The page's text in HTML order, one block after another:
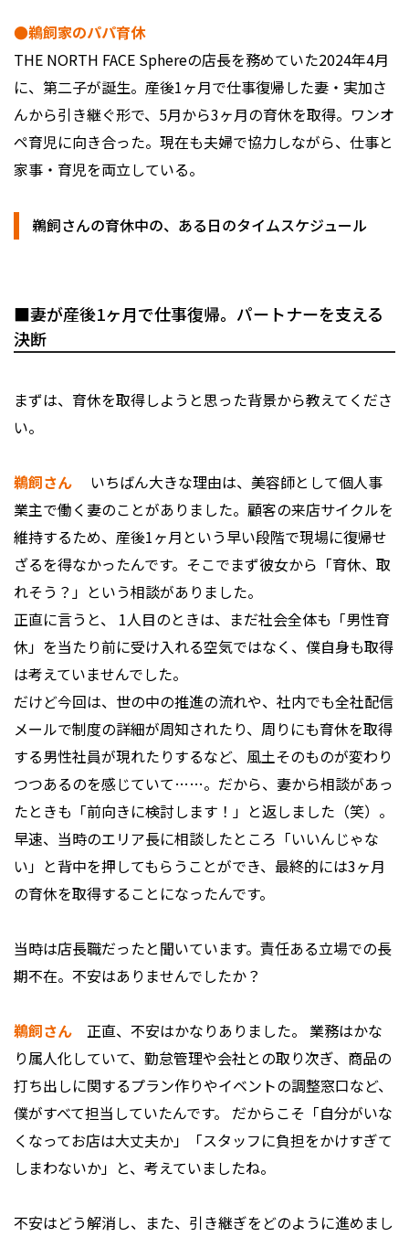
●鵜飼家のパパ育休
THE NORTH FACE Sphereの店長を務めていた2024年4月
に、第二子が誕生。産後1ヶ月で仕事復帰した妻・実加さ
んから引き継ぐ形で、5月から3ヶ月の育休を取得。ワンオ
ペ育児に向き合った。現在も夫婦で協力しながら、仕事と
家事・育児を両立している。
鵜飼さんの育休中の、ある日のタイムスケジュール
■妻が産後1ヶ月で仕事復帰。パートナーを支える
決断
――まずは、育休を取得しようと思った背景から教えてくださ
い。
鵜飼さん いちばん大きな理由は、美容師として個人事
業主で働く妻のことがありました。顧客の来店サイクルを
維持するため、産後1ヶ月という早い段階で現場に復帰せ
ざるを得なかったんです。そこでまず彼女から「育休、取
れそう？」という相談がありました。
正直に言うと、 1人目のときは、まだ社会全体も「男性育
休」を当たり前に受け入れる空気ではなく、僕自身も取得
は考えていませんでした。
だけど今回は、世の中の推進の流れや、社内でも全社配信
メールで制度の詳細が周知されたり、周りにも育休を取得
する男性社員が現れたりするなど、風土そのものが変わり
つつあるのを感じていて……。だから、妻から相談があっ
たときも「前向きに検討します！」と返しました（笑）。
早速、当時のエリア長に相談したところ「いいんじゃな
い」と背中を押してもらうことができ、最終的には3ヶ月
の育休を取得することになったんです。
――当時は店長職だったと聞いています。責任ある立場での長
期不在。不安はありませんでしたか？
鵜飼さん 正直、不安はかなりありました。 業務はかな
り属人化していて、勤怠管理や会社との取り次ぎ、商品の
打ち出しに関するプラン作りやイベントの調整窓口など、
僕がすべて担当していたんです。 だからこそ「自分がいな
くなってお店は大丈夫か」「スタッフに負担をかけすぎて
しまわないか」と、考えていましたね。
――不安はどう解消し、また、引き継ぎをどのように進めまし